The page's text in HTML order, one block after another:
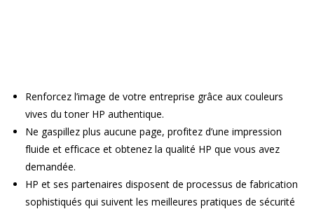
Renforcez l’image de votre entreprise grâce aux couleurs
vives du toner HP authentique.
Ne gaspillez plus aucune page, profitez d’une impression
fluide et efficace et obtenez la qualité HP que vous avez
demandée.
HP et ses partenaires disposent de processus de fabrication
sophistiqués qui suivent les meilleures pratiques de sécurité